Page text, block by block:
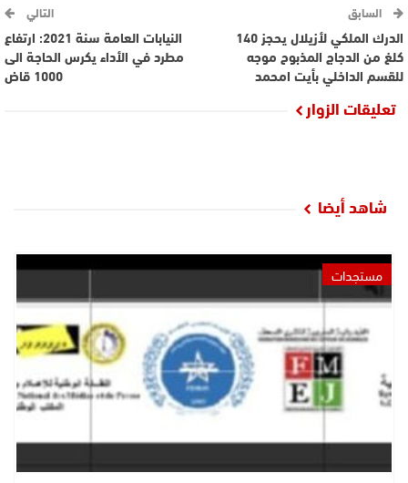
السابق
الدرك الملكي لأزيلال يحجز 140
كلغ من الدجاج المذبوح موجه
للقسم الداخلي بأيت امحمد
التالي
النيابات العامة سنة 2021: ارتفاع
مطرد في الأداء يكرس الحاجة الى
1000 قاض
تعليقات الزوار
شاهد أيضا
مستجدات